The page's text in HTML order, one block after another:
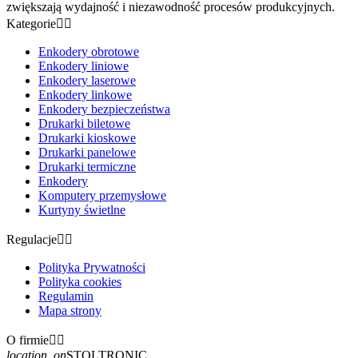
zwiększają wydajność i niezawodność procesów produkcyjnych.
Kategorie 
Enkodery obrotowe
Enkodery liniowe
Enkodery laserowe
Enkodery linkowe
Enkodery bezpieczeństwa
Drukarki biletowe
Drukarki kioskowe
Drukarki panelowe
Drukarki termiczne
Enkodery
Komputery przemysłowe
Kurtyny świetlne
Regulacje 
Polityka Prywatności
Polityka cookies
Regulamin
Mapa strony
O firmie 